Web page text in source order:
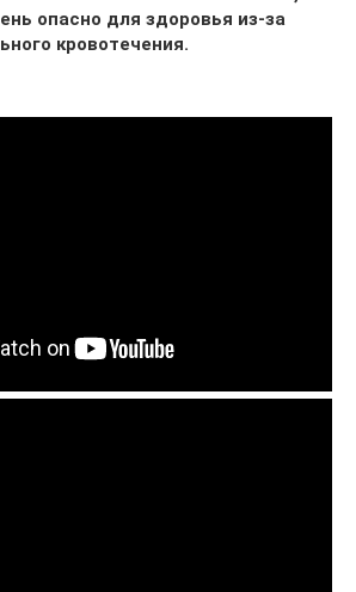
опасно для здоровья из-за
кровотечения.